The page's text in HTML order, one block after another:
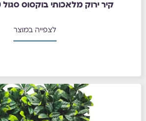
קיר ירוק מלאכותי בוקסוס סגול 50X50 ס"מ
לצפייה במוצר